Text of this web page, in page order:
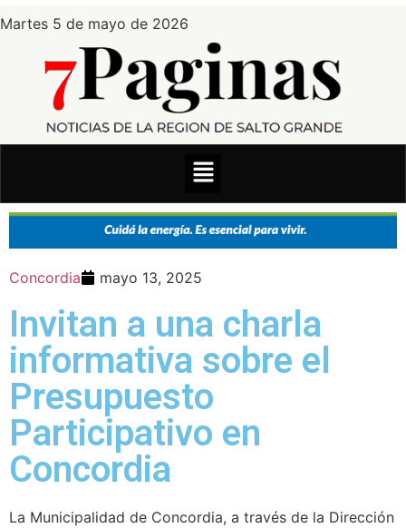
Martes 5 de mayo de 2026
Concordia mayo 13, 2025
Invitan a una charla
informativa sobre el
Presupuesto
Participativo en
Concordia
La Municipalidad de Concordia, a través de la Dirección